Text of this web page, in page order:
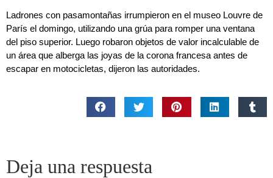
Ladrones con pasamontañas irrumpieron en el museo Louvre de
París el domingo, utilizando una grúa para romper una ventana
del piso superior. Luego robaron objetos de valor incalculable de
un área que alberga las joyas de la corona francesa antes de
escapar en motocicletas, dijeron las autoridades.
Deja una respuesta